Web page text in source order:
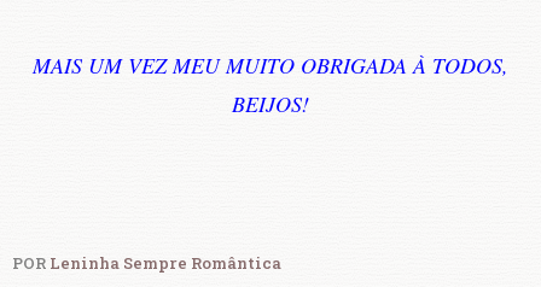
MAIS UM VEZ MEU MUITO OBRIGADA À TODOS,
BEIJOS!
POR Leninha Sempre Romântica